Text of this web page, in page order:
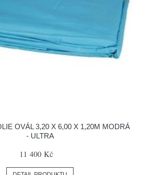
OVÁL 3,20 X 6,00 X 1,20M MODRÁ
- ULTRA
11 400 Kč